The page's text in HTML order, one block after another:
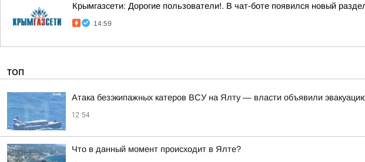
Крымгазсети: Дорогие пользователи!. В чат-боте появился новый
14:59
ТОП
Атака безэкипажных катеров ВСУ на Ялту — власти объявили
12:54
Что в данный момент происходит в Ялте?